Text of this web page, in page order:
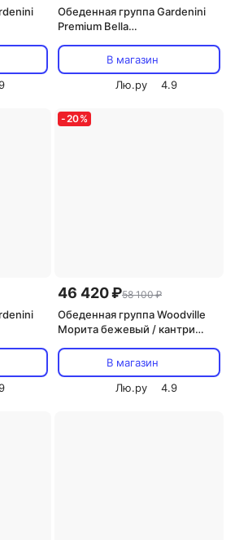
Обеденная группа Gardenini
Premium Bella
серый) арт.DPBLL.010822.C6
В магазин
Лю.ру
4.9
-20%
46 420 ₽58 100 ₽
Обеденная группа Woodville
Морита бежевый / кантри
В магазин
Лю.ру
4.9